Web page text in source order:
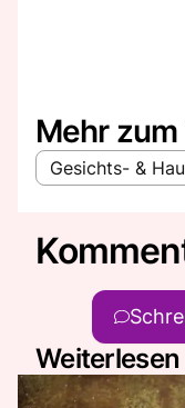
Mehr
Gesichts- &
Weiterlesen